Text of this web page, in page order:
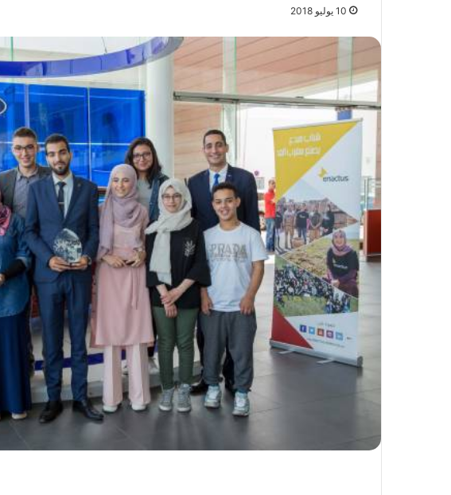
10 يوليو 2018